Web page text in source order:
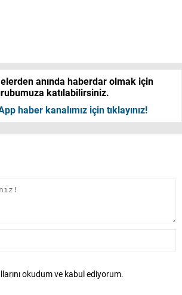
anında haberdar olmak için
katılabilirsiniz.
haber kanalımız için tıklayınız!
okudum ve kabul ediyorum.